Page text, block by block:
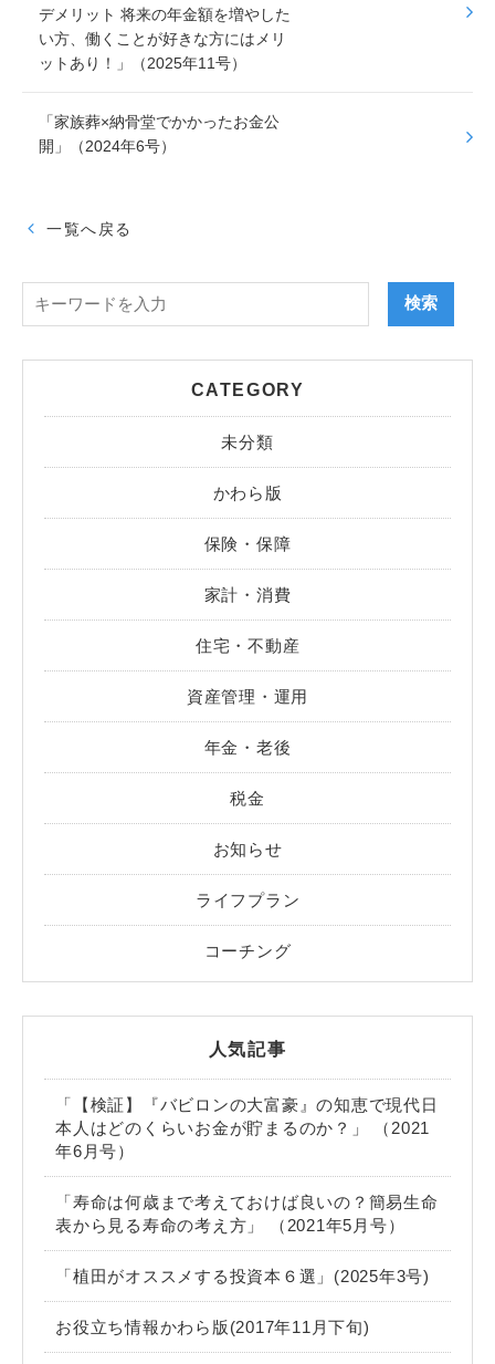
デメリット 将来の年金額を増やした
い方、働くことが好きな方にはメリ
ットあり！」（2025年11号）
「家族葬×納骨堂でかかったお金公
開」（2024年6号）
一覧へ戻る
CATEGORY
未分類
かわら版
保険・保障
家計・消費
住宅・不動産
資産管理・運用
年金・老後
税金
お知らせ
ライフプラン
コーチング
人気記事
「【検証】『バビロンの大富豪』の知恵で現代日
本人はどのくらいお金が貯まるのか？」 （2021
年6月号）
「寿命は何歳まで考えておけば良いの？簡易生命
表から見る寿命の考え方」 （2021年5月号）
「植田がオススメする投資本６選」(2025年3号)
お役立ち情報かわら版(2017年11月下旬)